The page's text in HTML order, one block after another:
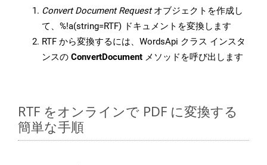
Convert Document Requestオブジェクトを作成し
て、%!a(string=RTF) ドキュメントを変換します
RTF から変換するには、WordsApi クラス インスタ
ンスの ConvertDocument メソッドを呼び出します
RTF をオンラインで PDF に変換する
簡単な手順